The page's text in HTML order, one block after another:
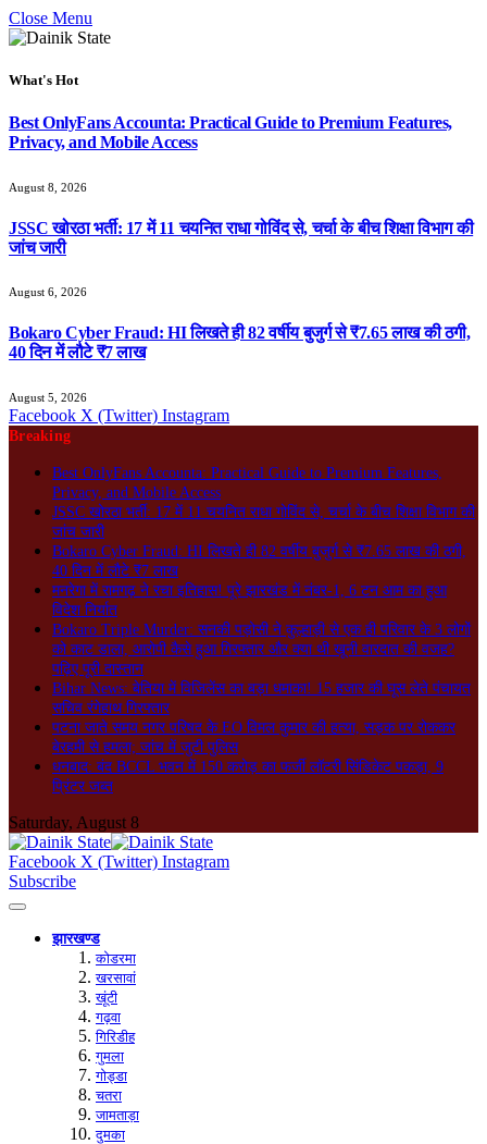
Close Menu
What's Hot
Best OnlyFans Accounta: Practical Guide to Premium Features,
Privacy, and Mobile Access
August 8, 2026
JSSC खोरठा भर्ती: 17 में 11 चयनित राधा गोविंद से, चर्चा के बीच शिक्षा विभाग की
जांच जारी
August 6, 2026
Bokaro Cyber Fraud: HI लिखते ही 82 वर्षीय बुजुर्ग से ₹7.65 लाख की ठगी,
40 दिन में लौटे ₹7 लाख
August 5, 2026
Facebook X (Twitter) Instagram
Breaking
Best OnlyFans Accounta: Practical Guide to Premium Features,
Privacy, and Mobile Access
JSSC खोरठा भर्ती: 17 में 11 चयनित राधा गोविंद से, चर्चा के बीच शिक्षा विभाग की
जांच जारी
Bokaro Cyber Fraud: HI लिखते ही 82 वर्षीय बुजुर्ग से ₹7.65 लाख की ठगी,
40 दिन में लौटे ₹7 लाख
मनरेगा में रामगढ़ ने रचा इतिहास! पूरे झारखंड में नंबर-1, 6 टन आम का हुआ
विदेश निर्यात
Bokaro Triple Murder: सनकी पड़ोसी ने कुल्हाड़ी से एक ही परिवार के 3 लोगों
को काट डाला, आरोपी कैसे हुआ गिरफ्तार और क्या थी खूनी वारदात की वजह?
पढ़िए पूरी दास्तान
Bihar News: बेतिया में विजिलेंस का बड़ा धमाका! 15 हजार की घूस लेते पंचायत
सचिव रंगेहाथ गिरफ्तार
पटना जाते समय नगर परिषद के EO विमल कुमार की हत्या, सड़क पर रोककर
बेरहमी से हमला; जांच में जुटी पुलिस
धनबाद: बंद BCCL भवन में 150 करोड़ का फर्जी लॉटरी सिंडिकेट पकड़ा, 9
प्रिंटर जब्त
Saturday, August 8
Facebook X (Twitter) Instagram
Subscribe
झारखण्ड
कोडरमा
खरसावां
खूंटी
गढ़वा
गिरिडीह
गुमला
गोड्डा
चतरा
जामताड़ा
दुमका